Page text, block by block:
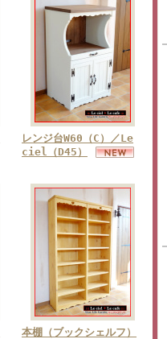
レンジ台W60（C）／Le
ciel（D45）
本棚（ブックシェルフ）